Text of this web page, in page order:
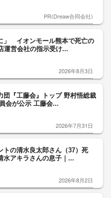
PR(Dreaw合同会社)
」 イオンモール熊本で死亡の
営会社の指示受け...
2026年8月3日
団『工藤会』トップ 野村悟総裁
会が公示 工藤会...
2026年7月31日
トの清水良太郎さん（37）死
アキラさんの息子｜...
2026年8月2日